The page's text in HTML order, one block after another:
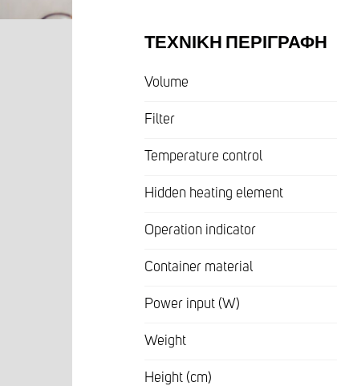
ΤΕΧΝΙΚΉ ΠΕΡΙΓΡΑΦΉ
Volume
Filter
Temperature control
Hidden heating element
Operation indicator
Container material
Power input (W)
Weight
Height (cm)